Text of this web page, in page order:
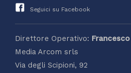
Seguici su Facebook
Direttore Operativo:
Media Arcom srls
Via degli Scipioni, 92